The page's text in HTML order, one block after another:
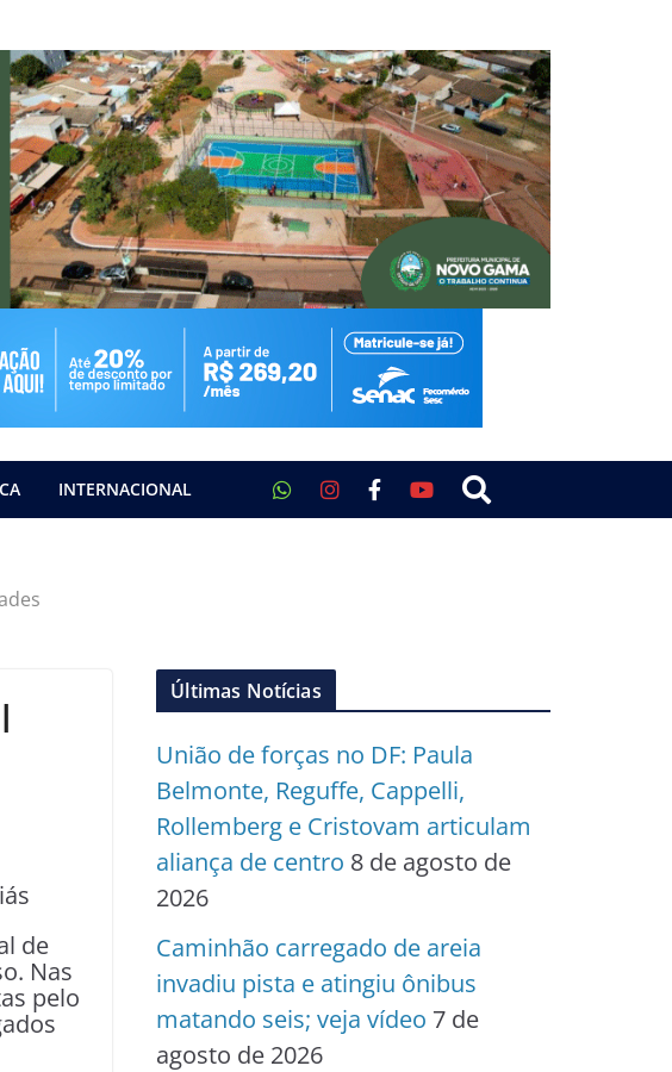
INTERNACIONAL
de
Nas
pelo
Últimas Notícias
União de forças no DF: Paula
Belmonte, Reguffe, Cappelli,
Rollemberg e Cristovam articulam
aliança de centro 8 de agosto de
2026
Caminhão carregado de areia
invadiu pista e atingiu ônibus
matando seis; veja vídeo 7 de
agosto de 2026